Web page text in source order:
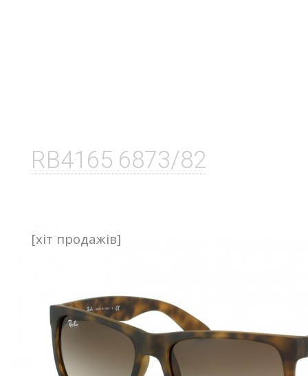
RB4165 6873/82
[хіт продажів]